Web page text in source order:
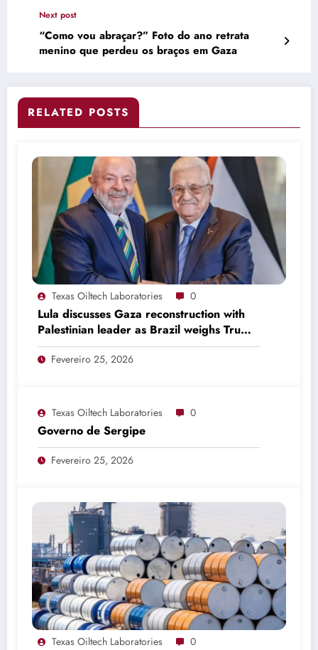
Next post
“Como vou abraçar?” Foto do ano retrata
menino que perdeu os braços em Gaza
RELATED POSTS
Texas Oiltech Laboratories 0
Lula discusses Gaza reconstruction with
Palestinian leader as Brazil weighs Trump
invitation
Fevereiro 25, 2026
Texas Oiltech Laboratories 0
Governo de Sergipe
Fevereiro 25, 2026
Texas Oiltech Laboratories 0